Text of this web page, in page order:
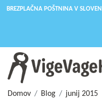
BREZPLAČNA POŠTNINA V
Domov Blog junij 2015